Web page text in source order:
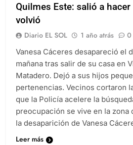
Quilmes Este: salió a
volvió
Diario EL SOL 1 año atrás 0
Vanesa Cáceres desapareció el
mañana tras salir de su casa en
Matadero. Dejó a sus hijos
pertenencias. Vecinos cortaron
que la Policía acelere la
preocupación se vive en la zona
la desaparición de Vanesa
Leer más